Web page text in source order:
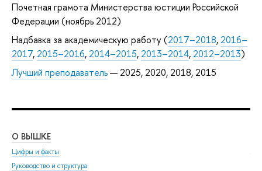
Почетная грамота Министерства юстиции Российской
Федерации (ноябрь 2012)
Надбавка за академическую работу (2017–2018, 2016–
2017, 2015–2016, 2014–2015, 2013–2014, 2012–2013)
Лучший преподаватель— 2025, 2020, 2018, 2015
О ВЫШКЕ
Цифры и факты
Руководство и структура